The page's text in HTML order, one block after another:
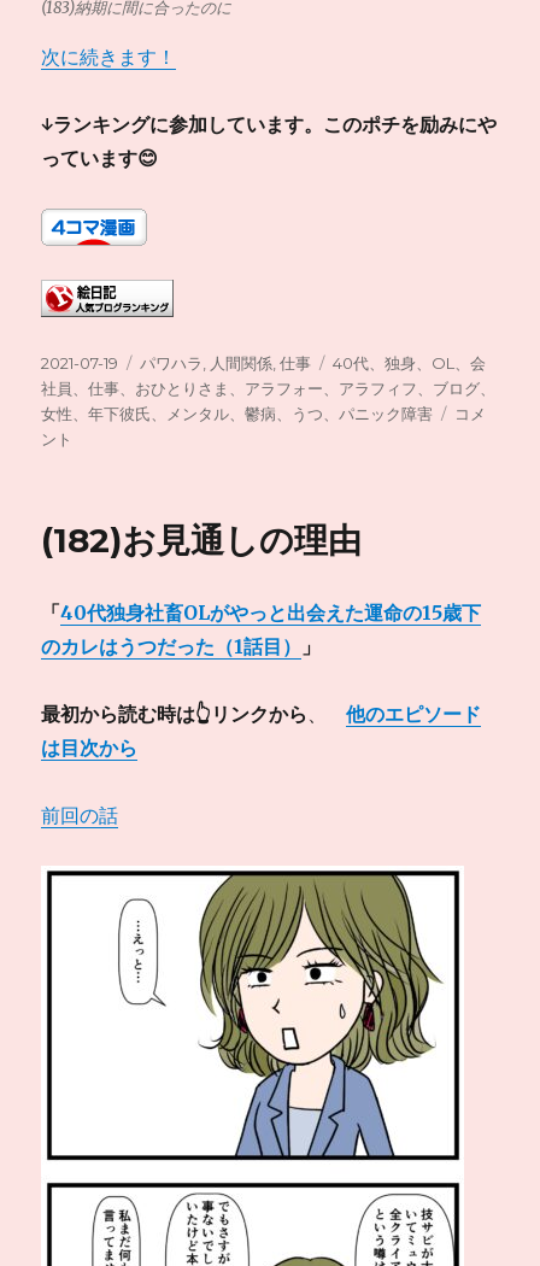
(183)納期に間に合ったのに
次に続きます！
↓ランキングに参加しています。このポチを励みにや
っています😊
投
稿
日:
2021-07-19
カ
テ
ゴ
パワハラ, 人間関係,仕事
タ
グ
40代、独身、OL、会
社員、仕事、おひとりさま、アラフォー、アラフィフ、ブログ、
女性、年下彼氏、メンタル、鬱病、うつ、パニック障害
(183)
た
コメ
ント
(182)お見通しの理由
「40代独身社畜OLがやっと出会えた運命の15歳下
のカレはうつだった（1話目）
」
最初から読む時は👆リンクから 、他のエピソード
は目次から
前回の話